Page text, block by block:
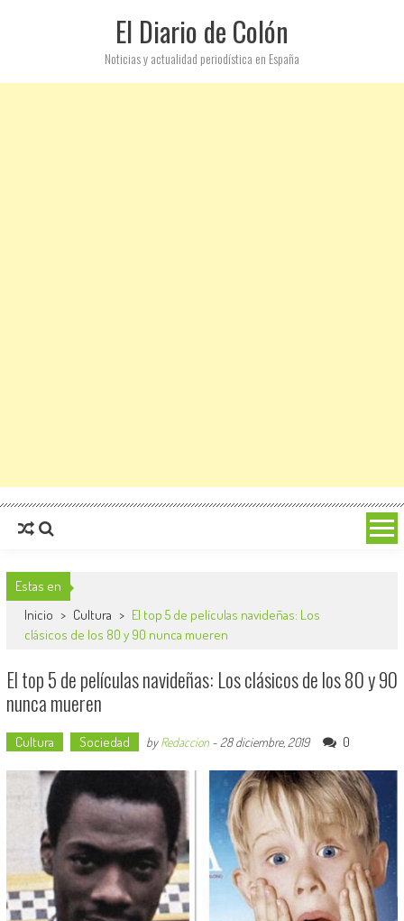
El Diario de Colón
Noticias y actualidad periodística en España
Estas en
Inicio > Cultura > El top 5 de películas navideñas: Los
clásicos de los 80 y 90 nunca mueren
El top 5 de películas navideñas: Los clásicos de los 80 y 90
nunca mueren
Cultura Sociedad byRedaccion- 28 diciembre, 2019 0